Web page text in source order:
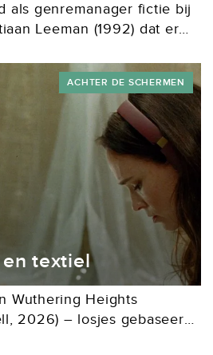
als genremanager fictie bij
Leeman (1992) dat er
hij nog genoeg kansen...
textiel
Wuthering Heights
2026) – losjes gebaseerd
ACHTER DE SCHERMEN